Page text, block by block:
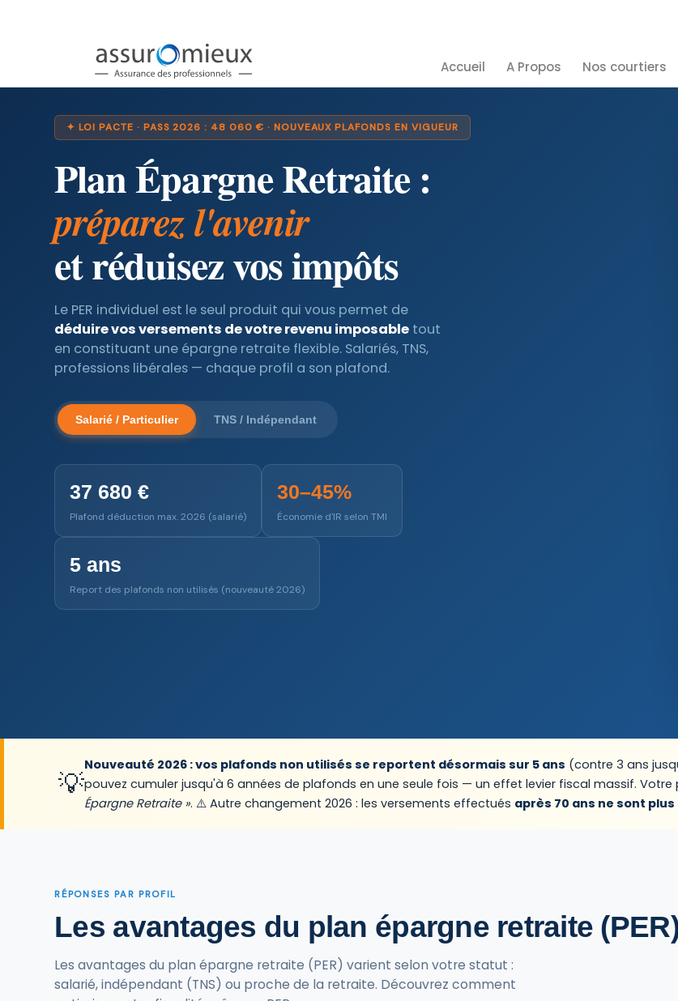
Accueil A Propos Nos courtiers
✦ LOI PACTE · PASS 2026 : 48 060 € · NOUVEAUX PLAFONDS EN VIGUEUR
Plan Épargne Retraite :
préparez l'avenir
et réduisez vos impôts
Le PER individuel est le seul produit qui vous permet de
déduire vos versements de votre revenu imposable tout
en constituant une épargne retraite flexible. Salariés, TNS,
professions libérales — chaque profil a son plafond.
Salarié / Particulier TNS / Indépendant
37 680 €
Plafond déduction max. 2026 (salarié)
30–45%
Économie d'IR selon TMI
5 ans
Report des plafonds non utilisés (nouveauté 2026)
💡
Nouveauté 2026 : vos plafonds non utilisés se reportent désormais sur 5 ans (contre 3 ans
pouvez cumuler jusqu'à 6 années de plafonds en une seule fois — un effet levier fiscal massif.
Épargne Retraite ». ⚠️ Autre changement 2026 : les versements effectués après 70 ans ne sont
RÉPONSES PAR PROFIL
Les avantages du plan épargne retraite
Les avantages du plan épargne retraite (PER) varient selon votre statut :
salarié, indépendant (TNS) ou proche de la retraite. Découvrez comment